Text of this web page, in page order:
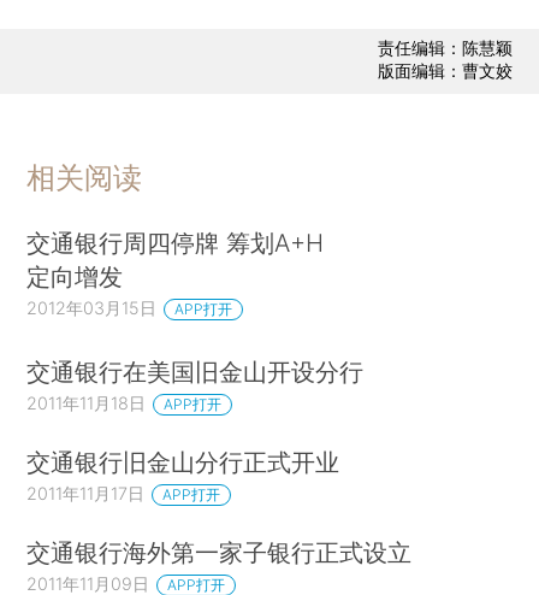
责任编辑：陈慧颖
版面编辑：曹文姣
相关阅读
交通银行周四停牌 筹划A+H
定向增发
2012年03月15日 APP打开
交通银行在美国旧金山开设分行
2011年11月18日 APP打开
交通银行旧金山分行正式开业
2011年11月17日 APP打开
交通银行海外第一家子银行正式设立
2011年11月09日 APP打开